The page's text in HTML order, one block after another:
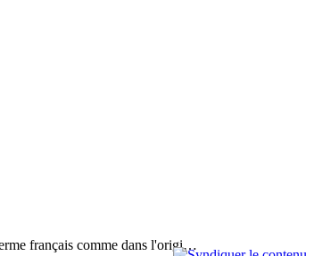
français comme dans l'origi…